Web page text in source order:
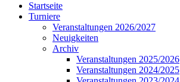
Startseite
Turniere
Veranstaltungen 2026/2027
Neuigkeiten
Archiv
Veranstaltungen 2025/2026
Veranstaltungen 2024/2025